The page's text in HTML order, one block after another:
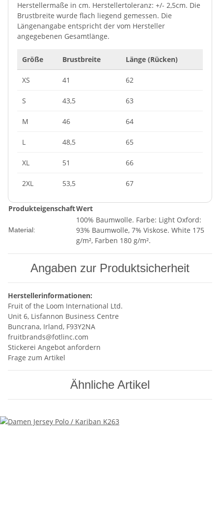
Herstellermaße in cm. Herstellertoleranz: +/- 2,5cm. Die
Brustbreite wurde flach liegend gemessen. Die
Längenangabe entspricht der vom Hersteller
angegebenen Gesamtlänge.
Größe Brustbreite Länge (Rücken)
XS 41 62
S 43,5 63
M 46 64
L 48,5 65
XL 51 66
2XL 53,5 67
ProdukteigenschaftWert
Material:
100% Baumwolle. Farbe: Light Oxford:
93% Baumwolle, 7% Viskose. White 175
g/m², Farben 180 g/m².
Angaben zur Produktsicherheit
Herstellerinformationen:
Fruit of the Loom International Ltd.
Unit 6, Lisfannon Business Centre
Buncrana, Irland, F93Y2NA
fruitbrands@fotlinc.com
Stickerei Angebot anfordern
Frage zum Artikel
Ähnliche Artikel